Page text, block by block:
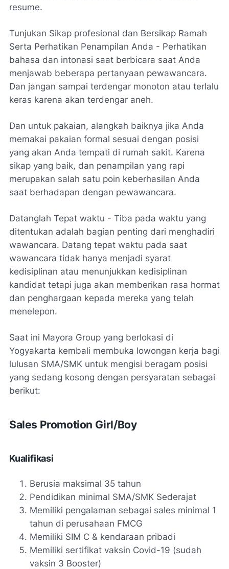
resume.
Tunjukan Sikap profesional dan Bersikap Ramah
Serta Perhatikan Penampilan Anda - Perhatikan
bahasa dan intonasi saat berbicara saat Anda
menjawab beberapa pertanyaan pewawancara.
Dan jangan sampai terdengar monoton atau terlalu
keras karena akan terdengar aneh.
Dan untuk pakaian, alangkah baiknya jika Anda
memakai pakaian formal sesuai dengan posisi
yang akan Anda tempati di rumah sakit. Karena
sikap yang baik, dan penampilan yang rapi
merupakan salah satu poin keberhasilan Anda
saat berhadapan dengan pewawancara.
Datanglah Tepat waktu - Tiba pada waktu yang
ditentukan adalah bagian penting dari menghadiri
wawancara. Datang tepat waktu pada saat
wawancara tidak hanya menjadi syarat
kedisiplinan atau menunjukkan kedisiplinan
kandidat tetapi juga akan memberikan rasa hormat
dan penghargaan kepada mereka yang telah
menelepon.
Saat ini Mayora Group yang berlokasi di
Yogyakarta kembali membuka lowongan kerja bagi
lulusan SMA/SMK untuk mengisi beragam posisi
yang sedang kosong dengan persyaratan sebagai
berikut:
Sales Promotion Girl/Boy
Kualifikasi
Berusia maksimal 35 tahun
Pendidikan minimal SMA/SMK Sederajat
Memiliki pengalaman sebagai sales minimal 1
tahun di perusahaan FMCG
Memiliki SIM C & kendaraan pribadi
Memiliki sertifikat vaksin Covid-19 (sudah
vaksin 3 Booster)